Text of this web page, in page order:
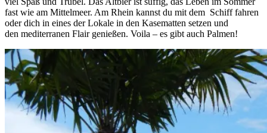
fast wie am Mittelmeer. Am Rhein kannst du mit dem Schiff fahren
oder dich in eines der Lokale in den Kasematten setzen und
den mediterranen Flair genießen. Voila – es gibt auch Palmen!